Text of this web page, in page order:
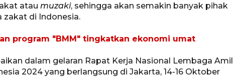
atau muzaki, sehingga akan semakin banyak pihak
zakat di Indonesia.
program "BMM" tingkatkan ekonomi umat
dalam gelaran Rapat Kerja Nasional Lembaga Amil
2024 yang berlangsung di Jakarta, 14-16 Oktober